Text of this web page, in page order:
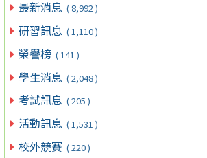
最新消息 ( 8,992 )
研習訊息 ( 1,110 )
榮譽榜 ( 141 )
學生消息 ( 2,048 )
考試訊息 ( 205 )
活動訊息 ( 1,531 )
校外競賽 ( 220 )